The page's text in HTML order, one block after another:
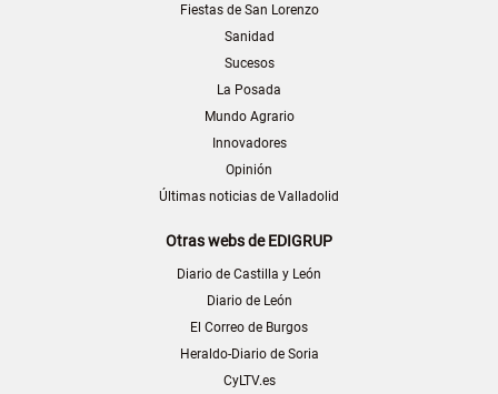
Fiestas de San Lorenzo
Sanidad
Sucesos
La Posada
Mundo Agrario
Innovadores
Opinión
Últimas noticias de Valladolid
Otras webs de EDIGRUP
Diario de Castilla y León
Diario de León
El Correo de Burgos
Heraldo-Diario de Soria
CyLTV.es